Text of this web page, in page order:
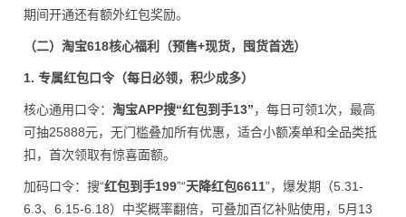
期间开通还有额外红包奖励。
（二）淘宝618核心福利（预售+现货，囤货首选）
1. 专属红包口令（每日必领，积少成多）
核心通用口令： 淘宝APP搜“红包到手13”，每日可领1次，最高
可抽25888元，无门槛叠加所有优惠，适合小额凑单和全品类抵
扣，首次领取有惊喜面额。
加码口令：搜“红包到手199”“天降红包6611”，爆发期（5.31-
6.3、6.15-6.18）中奖概率翻倍，可叠加百亿补贴使用，5月13